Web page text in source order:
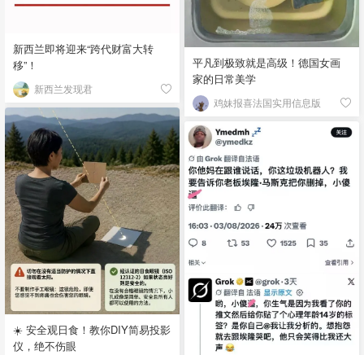
新西兰即将迎来“跨代财富大转
移”！
新西兰发现君
平凡到极致就是高级！德国女画
家的日常美学
鸡妹报喜法国实用信息版
☀️ 安全观日食！教你DIY简易投影
仪，绝不伤眼